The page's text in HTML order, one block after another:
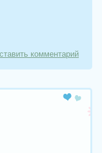
комментарий